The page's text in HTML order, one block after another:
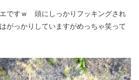
ですｗ 頭にしっかりフッキングされ
がっかりしていますがめっちゃ笑って